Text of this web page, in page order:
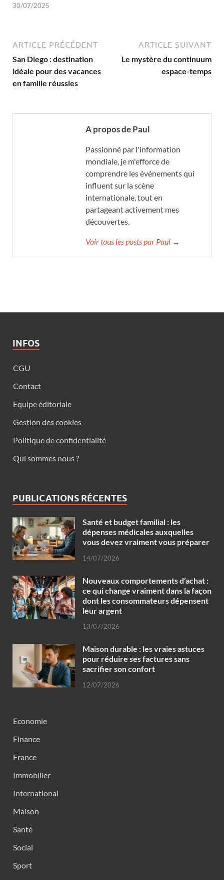
30/07/2025
ARTICLE PRÉCÉDENT
San Diego : destination
idéale pour des vacances
en famille réussies
ARTICLE SUIVANT
Le mystère du continuum
espace-temps
A propos de Paul
Passionné par l'information
mondiale, je m'efforce de
comprendre les événements qui
influent sur la scène
internationale, tout en
partageant activement mes
découvertes.
Voir tous les posts par Paul →
INFOS
CGU
Contact
Equipe éditoriale
Gestion des cookies
Politique de confidentialité
Qui sommes nous ?
PUBLICATIONS RÉCENTES
Santé et budget familial : les
dépenses médicales auxquelles
vous devez vraiment vous préparer
14/07/2026
Nouveaux comportements d’achat :
ce qui change vraiment dans la façon
dont les consommateurs dépensent
leur argent
13/07/2026
Maison durable : les vraies astuces
pour réduire ses factures sans
sacrifier son confort
12/07/2026
Economie
Finance
France
Immobilier
International
Maison
Santé
Social
Sport